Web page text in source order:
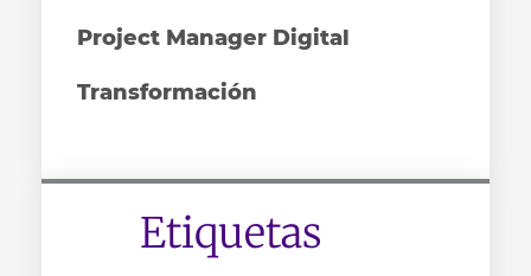
Project Manager Digital
Transformación
Etiquetas